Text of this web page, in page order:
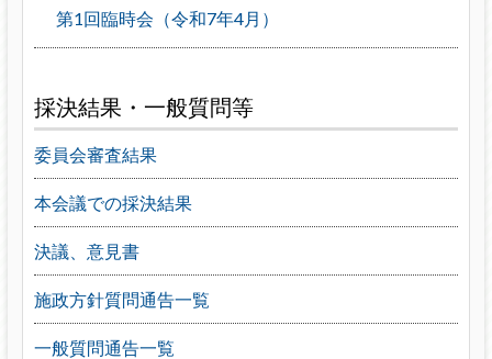
第1回臨時会（令和7年4月）
採決結果・一般質問等
委員会審査結果
本会議での採決結果
決議、意見書
施政方針質問通告一覧
一般質問通告一覧